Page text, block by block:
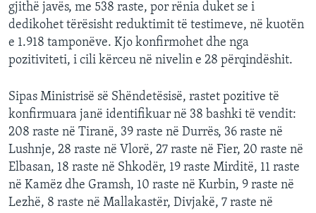
gjithë javës, me 538 raste, por rënia duket se i
dedikohet tërësisht reduktimit të testimeve, në kuotën
e 1.918 tamponëve. Kjo konfirmohet dhe nga
pozitiviteti, i cili kërceu në nivelin e 28 përqindëshit.
Sipas Ministrisë së Shëndetësisë, rastet pozitive të
konfirmuara janë identifikuar në 38 bashki të vendit:
208 raste në Tiranë, 39 raste në Durrës, 36 raste në
Lushnje, 28 raste në Vlorë, 27 raste në Fier, 20 raste në
Elbasan, 18 raste në Shkodër, 19 raste Mirditë, 11 raste
në Kamëz dhe Gramsh, 10 raste në Kurbin, 9 raste në
Lezhë, 8 raste në Mallakastër, Divjakë, 7 raste në